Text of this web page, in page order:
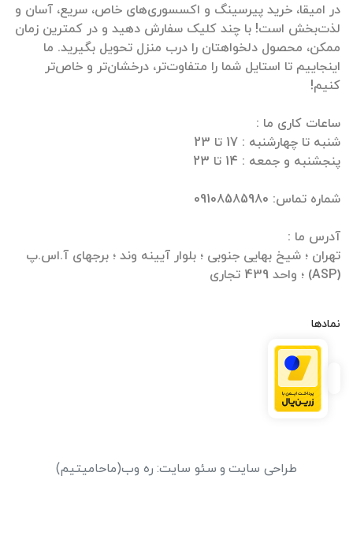
در امیقا، خرید پیرسینگ و اکسسوری‌های خاص، سریع، آسان و
لذت‌بخش است! با چند کلیک سفارش دهید و در کمترین زمان
ممکن، محصول دلخواهتان را درب منزل تحویل بگیرید. ما
اینجاییم تا استایل شما را متفاوت‌تر، درخشان‌تر و خاص‌تر
تهران ؛ شیخ بهایی جنوبی ؛ بلوار آیینه وند ؛ برجهای آ.اس.پ
(ASP) ؛ واحد 439 تجاری
نمادها
طراحی سایت و سئو سایت: ره وب(ماحامیتیم)